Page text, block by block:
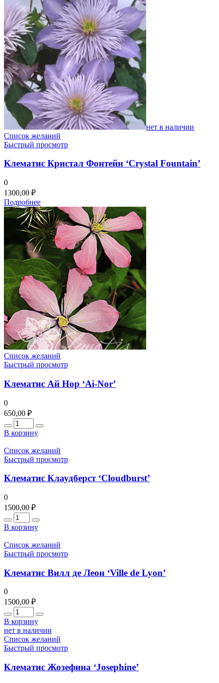
нет в наличии
Список желаний
Быстрый просмотр
Клематис Кристал Фонтейн ‘Crystal Fountain’
0
1300,00 ₽
Подробнее
Список желаний
Быстрый просмотр
Клематис Ай Нор ‘Ai-Nor’
0
650,00 ₽
Количество
В корзину
Список желаний
Быстрый просмотр
Клематис Клаудберст ‘Cloudburst’
0
1500,00 ₽
Количество
В корзину
Список желаний
Быстрый просмотр
Клематис Вилл де Леон ‘Ville de Lyon’
0
1500,00 ₽
Количество
В корзину
нет в наличии
Список желаний
Быстрый просмотр
Клематис Жозефина ‘Josephine’